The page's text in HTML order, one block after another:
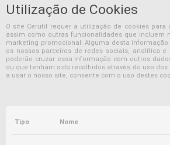
Utilização de Cookies
O site Cerutil requer a utilização de cookies para
assim como outras funcionalidades que incluem
marketing promocional. Alguma desta
os nossos parceiros de redes sociais, analítica e
poderão cruzar essa informação com outros
ou que tenham sido recolhidos através do uso dos
a usar o nosso site, consente com o uso destes
Tipo Nome
SUBSCREVER